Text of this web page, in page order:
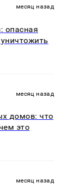
месяц назад
опасная
месяц назад
домов: что
это
месяц назад